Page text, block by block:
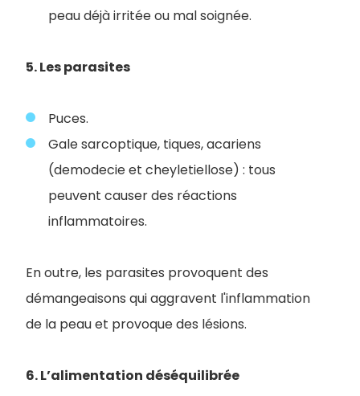
peau déjà irritée ou mal soignée.
5. Les parasites
Puces.
Gale sarcoptique, tiques, acariens
(demodecie et cheyletiellose) : tous
peuvent causer des réactions
inflammatoires.
En outre, les parasites provoquent des
démangeaisons qui aggravent l'inflammation
de la peau et provoque des lésions.
6. L’alimentation déséquilibrée